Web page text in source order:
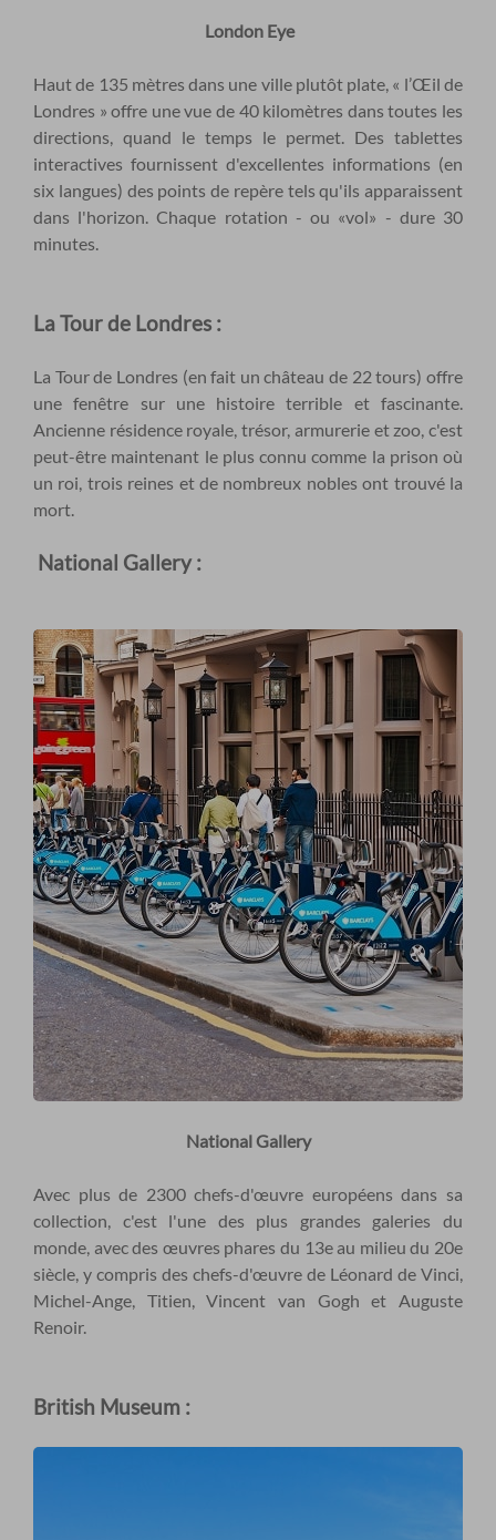
London Eye
Haut de 135 mètres dans une ville plutôt plate, « l’Œil de
Londres » offre une vue de 40 kilomètres dans toutes les
directions, quand le temps le permet. Des tablettes
interactives fournissent d'excellentes informations (en
six langues) des points de repère tels qu'ils apparaissent
dans l'horizon. Chaque rotation - ou «vol» - dure 30
minutes.
La Tour de Londres :
La Tour de Londres (en fait un château de 22 tours) offre
une fenêtre sur une histoire terrible et fascinante.
Ancienne résidence royale, trésor, armurerie et zoo, c'est
peut-être maintenant le plus connu comme la prison où
un roi, trois reines et de nombreux nobles ont trouvé la
mort.
National Gallery :
National Gallery
Avec plus de 2300 chefs-d'œuvre européens dans sa
collection, c'est l'une des plus grandes galeries du
monde, avec des œuvres phares du 13e au milieu du 20e
siècle, y compris des chefs-d'œuvre de Léonard de Vinci,
Michel-Ange, Titien, Vincent van Gogh et Auguste
Renoir.
British Museum :